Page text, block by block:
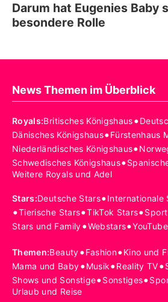
Darum hat Eugenies Baby
besondere Rolle
News Themen im Überblick
Royals:Britisches Königshaus•
Dänisches Königshaus•Fürstenhaus
Niederländisches Königshaus•
Schwedisches Königshaus•
Weitere Royals und Adel
Stars:Deutsche Stars•Internationale
•Tierische Stars•TikTok Stars•
Stars und Family•Webstars•
Themen:Beauty•Fashion•Kino und
Mama und Baby•Musik•Reality TV•
Shows und Sonstige•Sonstiges•
Urlaub und Reise